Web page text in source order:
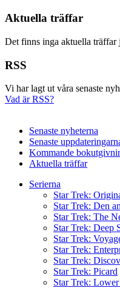
Aktuella träffar
Det finns inga aktuella träffar
RSS
Vi har lagt ut våra senaste
Vad är RSS?
Senaste nyheterna
Senaste
Kommande
Aktuella träffar
Serierna
Star Trek:
Star Trek: Den
Star Trek: The
Star Trek: Deep
Star Trek:
Star Trek:
Star Trek:
Star Trek: Picard
Star Trek: